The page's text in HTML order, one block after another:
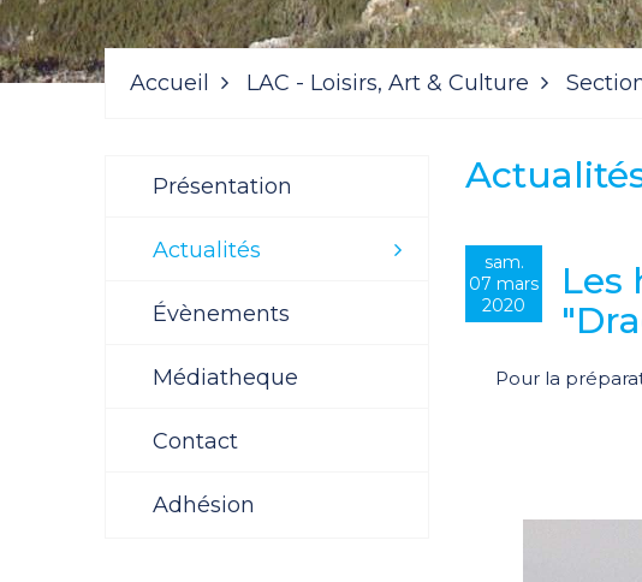
Accueil LAC - Loisirs, Art & Culture
Présentation
Actualités
Évènements
Médiatheque
Contact
Adhésion
sam.
07 mars
2020
Les
Pour la